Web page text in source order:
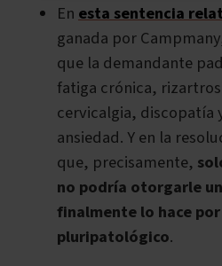
En esta sentencia
ganada por
que la demandante
fatiga crónica,
cervicalgia, discopatía
ansiedad. Y en la
que, precisamente,
no podría otorgarle
finalmente lo hace
pluripatológico.